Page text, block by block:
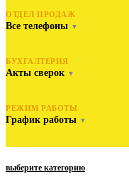
ОТДЕЛ ПРОДАЖ
Все телефоны ▼
БУХГАЛТЕРИЯ
Акты сверок ▼
РЕЖИМ РАБОТЫ
График работы ▼
выберите категорию